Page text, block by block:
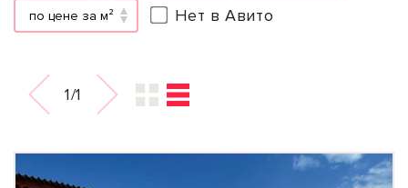
по цене за м² Нет в Авито
1/1